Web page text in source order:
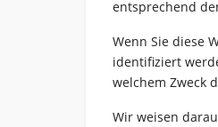
entsprechend
Wenn Sie diese
identifiziert
welchem Zweck
Wir weisen